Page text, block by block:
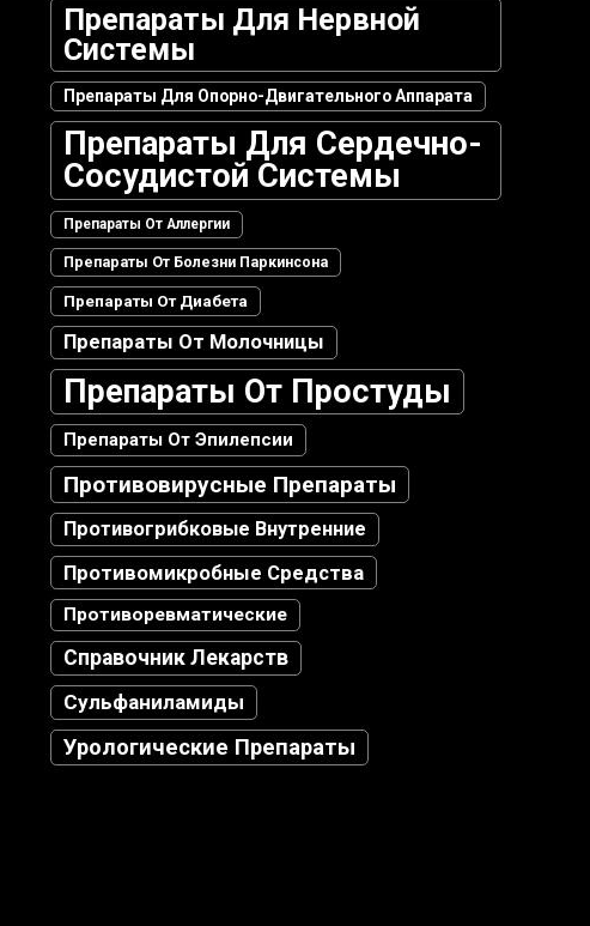
Препараты Для Нервной
Системы
Препараты Для Опорно-Двигательного Аппарата
Препараты Для Сердечно-
Сосудистой Системы
Препараты От Аллергии
Препараты От Болезни Паркинсона
Препараты От Диабета
Препараты От Молочницы
Препараты От Простуды
Препараты От Эпилепсии
Противовирусные Препараты
Противогрибковые Внутренние
Противомикробные Средства
Противоревматические
Справочник Лекарств
Сульфаниламиды
Урологические Препараты